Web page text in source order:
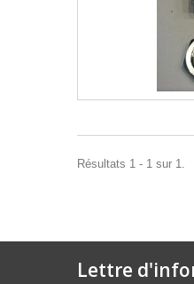
Résultats 1 - 1 sur 1.
Lettre